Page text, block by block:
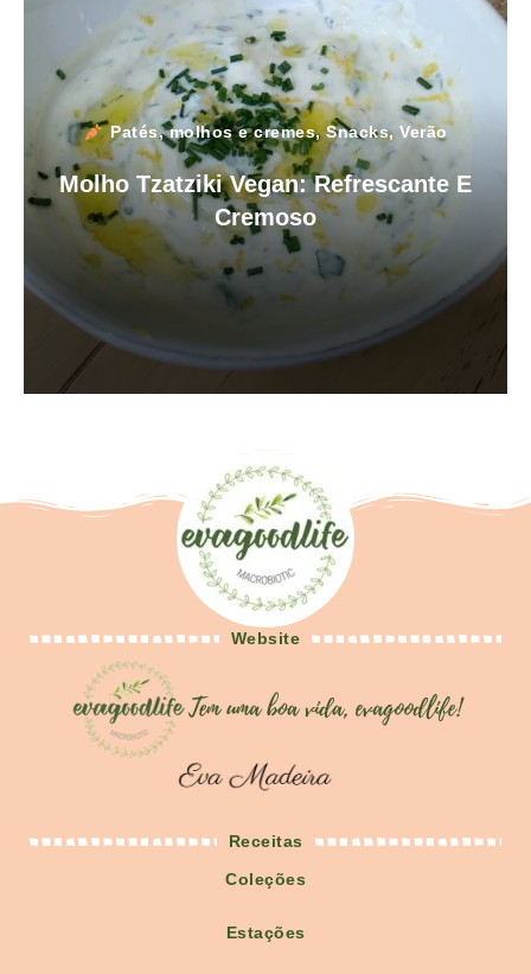
Patés, molhos e cremes,Snacks,Verão
Molho Tzatziki Vegan: Refrescante E
Cremoso
Website
Receitas
Coleções
Estações